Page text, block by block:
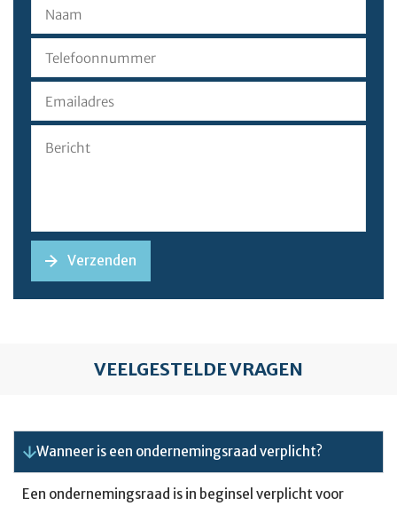
VEELGESTELDE VRAGEN
Wanneer is een ondernemingsraad verplicht?
Een ondernemingsraad is in beginsel verplicht voor